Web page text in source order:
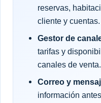
reservas,
cliente y cuentas.
Gestor de
tarifas y
canales de venta.
Correo y
información